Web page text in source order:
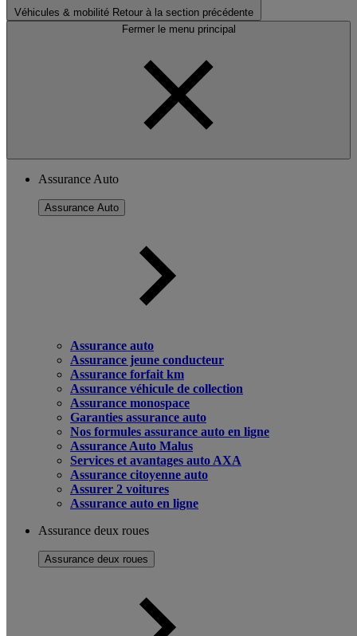
Véhicules & mobilité Retour à la section précédente
Fermer le menu principal
Assurance Auto
Assurance Auto
Assurance auto
Assurance jeune conducteur
Assurance forfait km
Assurance véhicule de collection
Assurance monospace
Garanties assurance auto
Nos formules assurance auto en ligne
Assurance Auto Malus
Services et avantages auto AXA
Assurance citoyenne auto
Assurer 2 voitures
Assurance auto en ligne
Assurance deux roues
Assurance deux roues